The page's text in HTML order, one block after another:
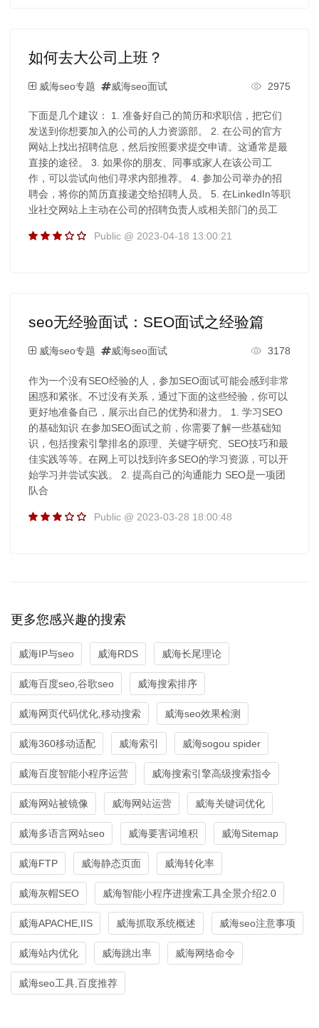
如何去大公司上班？
威海seo专题 威海seo面试 2975
下面是几个建议： 1. 准备好自己的简历和求职信，把它们
发送到你想要加入的公司的人力资源部。 2. 在公司的官方
网站上找出招聘信息，然后按照要求提交申请。这通常是最
直接的途径。 3. 如果你的朋友、同事或家人在该公司工
作，可以尝试向他们寻求内部推荐。 4. 参加公司举办的招
聘会，将你的简历直接递交给招聘人员。 5. 在LinkedIn等职
业社交网站上主动在公司的招聘负责人或相关部门的员工
Public @ 2023-04-18 13:00:21
seo无经验面试：SEO面试之经验篇
威海seo专题 威海seo面试 3178
作为一个没有SEO经验的人，参加SEO面试可能会感到非常
困惑和紧张。不过没有关系，通过下面的这些经验，你可以
更好地准备自己，展示出自己的优势和潜力。 1. 学习SEO
的基础知识 在参加SEO面试之前，你需要了解一些基础知
识，包括搜索引擎排名的原理、关键字研究、SEO技巧和最
佳实践等等。在网上可以找到许多SEO的学习资源，可以开
始学习并尝试实践。 2. 提高自己的沟通能力 SEO是一项团
队合
Public @ 2023-03-28 18:00:48
更多您感兴趣的搜索
威海IP与seo 威海RDS 威海长尾理论
威海百度seo,谷歌seo 威海搜索排序
威海网页代码优化,移动搜索 威海seo效果检测
威海360移动适配 威海索引 威海sogou spider
威海百度智能小程序运营 威海搜索引擎高级搜索指令
威海网站被镜像 威海网站运营 威海关键词优化
威海多语言网站seo 威海要害词堆积 威海Sitemap
威海FTP 威海静态页面 威海转化率
威海灰帽SEO 威海智能小程序进搜索工具全景介绍2.0
威海APACHE,IIS 威海抓取系统概述 威海seo注意事项
威海站内优化 威海跳出率 威海网络命令
威海seo工具,百度推荐